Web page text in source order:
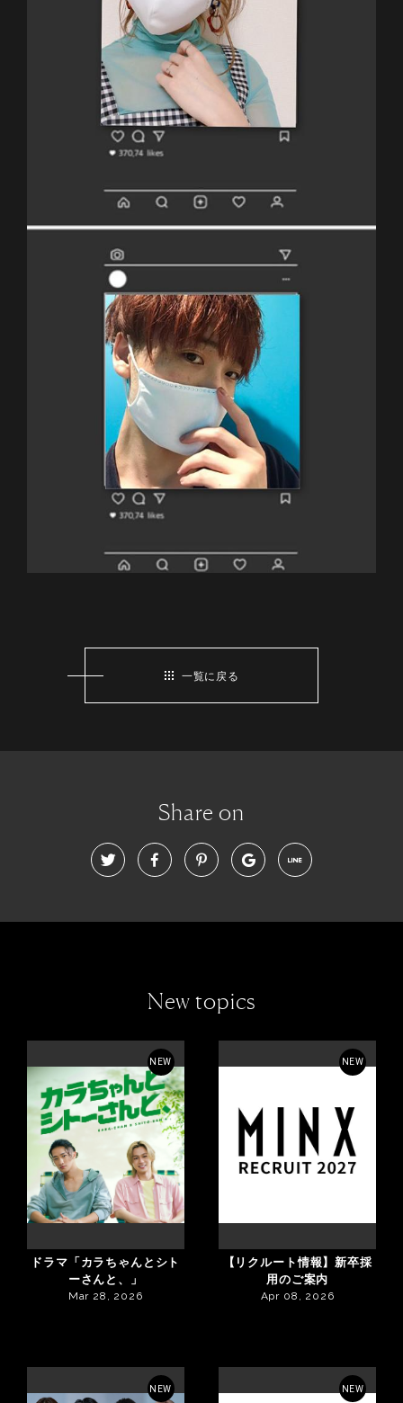
一覧に戻る
Share on
New topics
NEW
ドラマ「カラちゃんとシト
ーさんと、」
Mar 28, 2026
NEW
【リクルート情報】新卒採
用のご案内
Apr 08, 2026
NEW NEW